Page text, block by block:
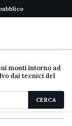
monti intorno ad
dai tecnici del
CERCA